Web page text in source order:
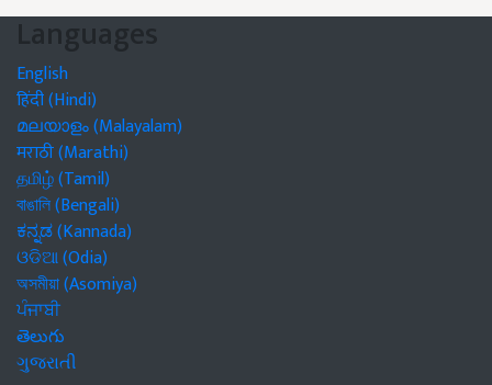
Languages
English
हिंदी (Hindi)
മലയാളം (Malayalam)
मराठी (Marathi)
தமிழ் (Tamil)
বাঙালি (Bengali)
ಕನ್ನಡ (Kannada)
ଓଡିଆ (Odia)
অসমীয়া (Asomiya)
ਪੰਜਾਬੀ
తెలుగు
ગુજરાતી